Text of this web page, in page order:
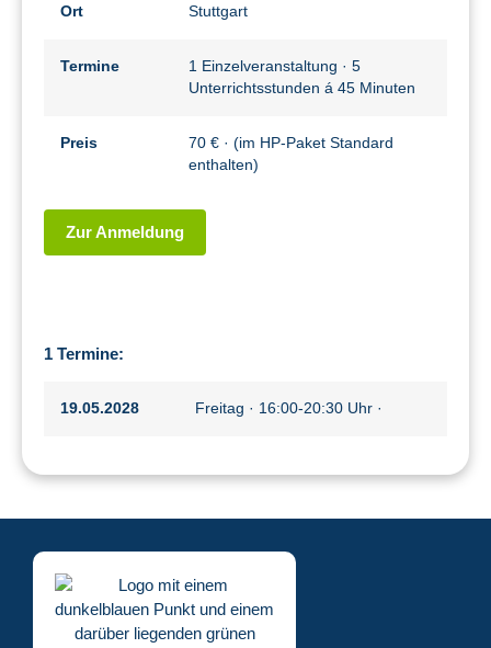
Ort Stuttgart
Termine
1 Einzelveranstaltung · 5
Unterrichtsstunden á 45 Minuten
Preis
70 € · (im HP-Paket Standard
enthalten)
Zur Anmeldung
1 Termine:
19.05.2028 Freitag · 16:00-20:30 Uhr ·